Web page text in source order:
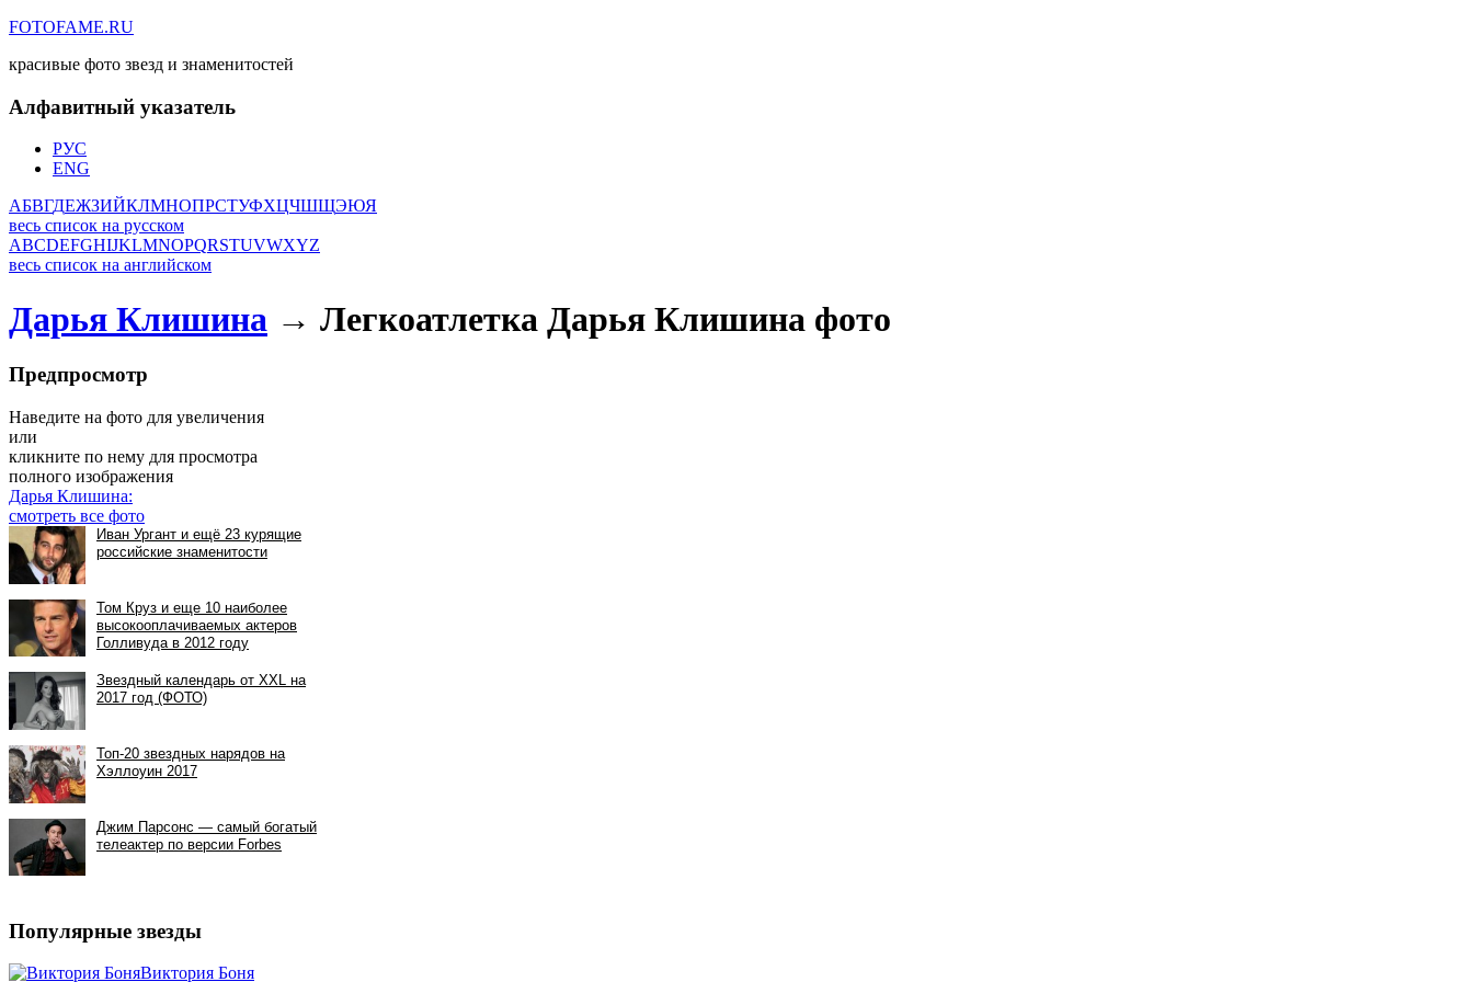
FOTOFAME.RU
красивые фото звезд и знаменитостей
Алфавитный указатель
РУС
ENG
АБВГДЕЖЗИЙКЛМНОПРСТУФХЦЧШЩЭЮЯ
весь список на русском
ABCDEFGHIJKLMNOPQRSTUVWXYZ
весь список на английском
Дарья Клишина → Легкоатлетка Дарья Клишина фото
Предпросмотр
Наведите на фото для увеличения
или
кликните по нему для просмотра
полного изображения
Дарья Клишина:
смотреть все фото
Популярные звезды
Виктория Боня